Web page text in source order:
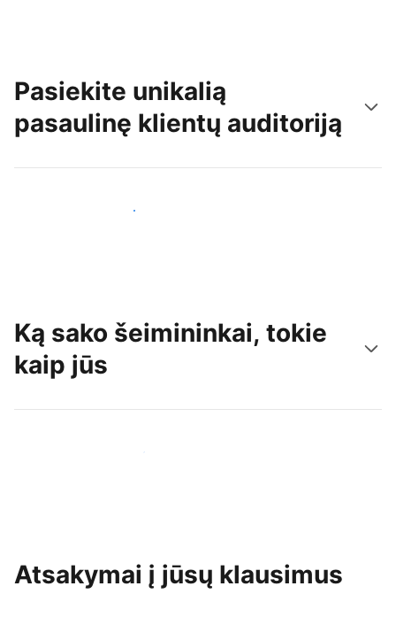
Pasiekite unikalią
pasaulinę klientų auditoriją
Pritraukti naujų svečių šiandien
Ką sako šeimininkai, tokie
kaip jūs
Prisijungti prie panašių šeimininkų
Atsakymai į jūsų klausimus